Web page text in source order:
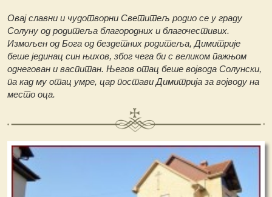
Овај славни и чудотворни Светитељ родио се у граду
Солуну од родитеља благородних и благочестивих.
Измољен од Бога од бездетних родитеља, Димитрије
беше јединац син њихов, због чега би с великом пажњом
однегован и васпитан. Његов отац беше војвода Солунски,
па кад му отац умре, цар постави Димитрија за војводу на
место оца.